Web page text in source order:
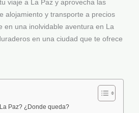
viaje a La Paz y aprovecha las
alojamiento y transporte a precios
en una inolvidable aventura en La
en una ciudad que te ofrece
Paz? ¿Donde queda?